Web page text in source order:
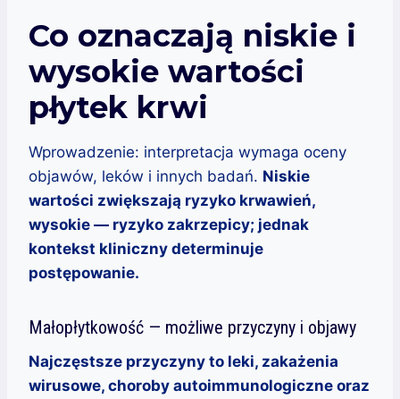
Co oznaczają niskie i
wysokie wartości
płytek krwi
Wprowadzenie: interpretacja wymaga oceny
objawów, leków i innych badań. Niskie
wartości zwiększają ryzyko krwawień,
wysokie — ryzyko zakrzepicy; jednak
kontekst kliniczny determinuje
postępowanie.
Małopłytkowość — możliwe przyczyny i objawy
Najczęstsze przyczyny to leki, zakażenia
wirusowe, choroby autoimmunologiczne oraz